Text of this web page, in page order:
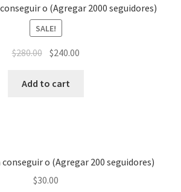
o (Agregar 2000 seguidores)
SALE!
$280.00 $240.00
Add to cart
o (Agregar 200 seguidores)
$30.00